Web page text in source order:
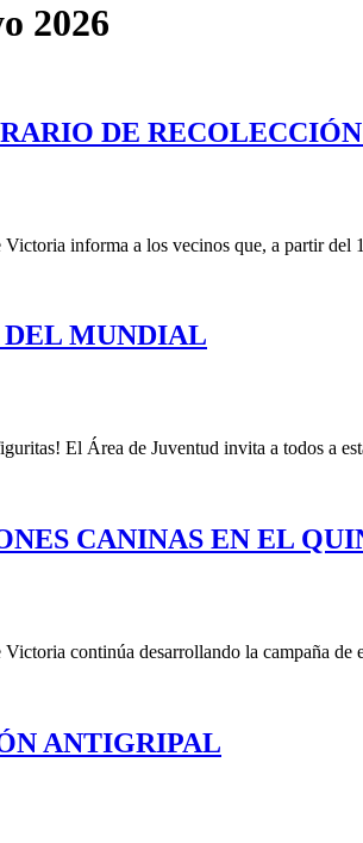
2026
DE
informa a los vecinos que, a partir del
MUNDIAL
El Área de Juventud invita a todos a
CANINAS EN EL
continúa desarrollando la campaña
ANTIGRIPAL